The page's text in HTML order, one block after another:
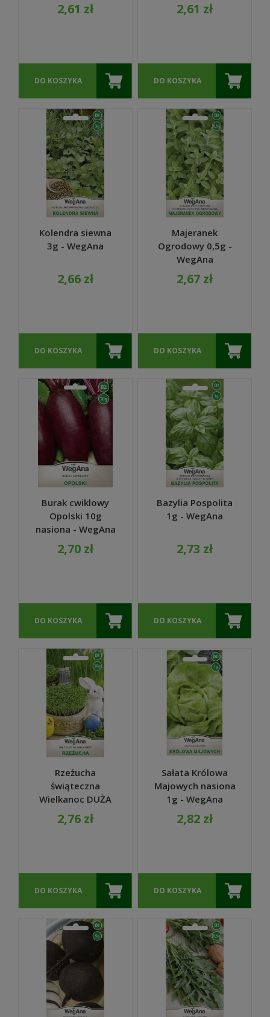
2,61 zł
DO KOSZYKA
2,61 zł
DO KOSZYKA
Kolendra siewna
3g - WegAna
2,66 zł
DO KOSZYKA
Majeranek
Ogrodowy 0,5g -
WegAna
2,67 zł
DO KOSZYKA
Burak cwiklowy
Opolski 10g
nasiona - WegAna
2,70 zł
DO KOSZYKA
Bazylia Pospolita
1g - WegAna
2,73 zł
DO KOSZYKA
Rzeżucha
świąteczna
Wielkanoc DUŻA
PACZKA 20g -
WegAna
2,76 zł
DO KOSZYKA
Sałata Królowa
Majowych nasiona
1g - WegAna
2,82 zł
DO KOSZYKA